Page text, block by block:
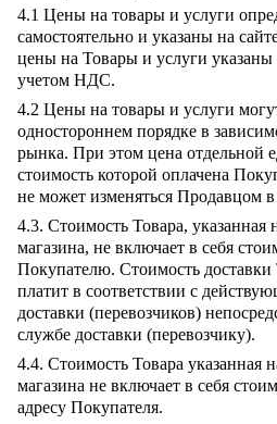
4.1 Цены на товары и услуги
самостоятельно и указаны на
цены на Товары и услуги указаны
учетом НДС.
4.2 Цены на товары и услуги
одностороннем порядке в
рынка. При этом цена отдельной
стоимость которой оплачена
не может изменяться Продавцом
4.3. Стоимость Товара, указанная
магазина, не включает в себя
Покупателю. Стоимость доставки
платит в соответствии с
доставки (перевозчиков)
службе доставки (перевозчику).
4.4. Стоимость Товара указанная
магазина не включает в себя
адресу Покупателя.